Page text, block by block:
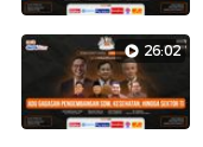
26:02